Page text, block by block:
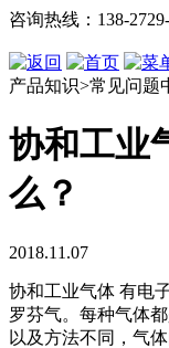
咨询热线：138-
产品知识>常见问题
协和工业
么？
2018.11.07
协和工业气体 有电
罗芬气。每种气体
以及方法不同，气